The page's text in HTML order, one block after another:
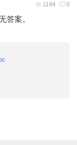
1194 0
答案。